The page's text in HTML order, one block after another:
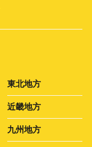
東北地方
近畿地方
九州地方